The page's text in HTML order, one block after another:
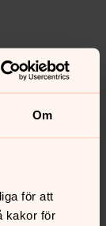
Om
för att
kakor för